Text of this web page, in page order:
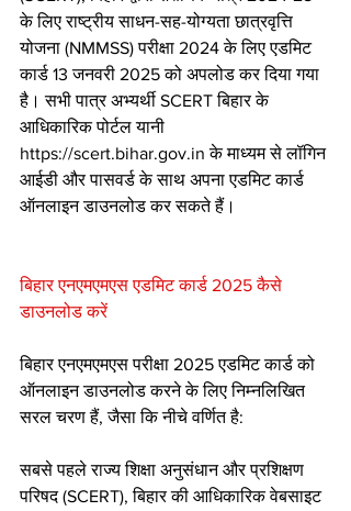
के लिए राष्ट्रीय साधन-सह-योग्यता छात्रवृत्ति
योजना (NMMSS) परीक्षा 2024 के लिए एडमिट
कार्ड 13 जनवरी 2025 को अपलोड कर दिया गया
है। सभी पात्र अभ्यर्थी SCERT बिहार के
आधिकारिक पोर्टल यानी
https://scert.bihar.gov.in के माध्यम से लॉगिन
आईडी और पासवर्ड के साथ अपना एडमिट कार्ड
ऑनलाइन डाउनलोड कर सकते हैं।
बिहार एनएमएमएस एडमिट कार्ड 2025 कैसे
डाउनलोड करें
बिहार एनएमएमएस परीक्षा 2025 एडमिट कार्ड को
ऑनलाइन डाउनलोड करने के लिए निम्नलिखित
सरल चरण हैं, जैसा कि नीचे वर्णित है:
सबसे पहले राज्य शिक्षा अनुसंधान और प्रशिक्षण
परिषद (SCERT), बिहार की आधिकारिक वेबसाइट